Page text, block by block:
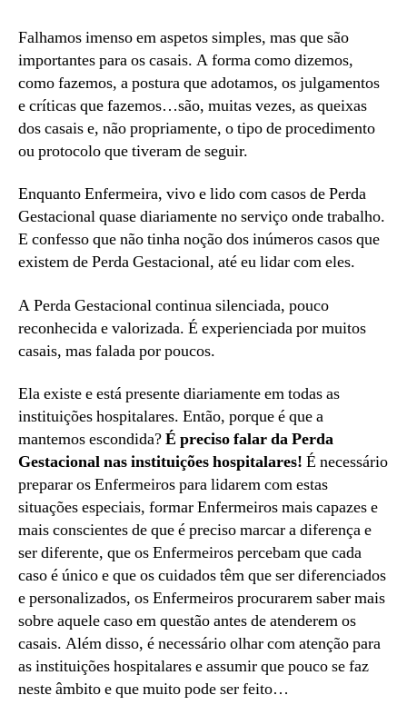
Falhamos imenso em aspetos simples, mas que são
importantes para os casais. A forma como dizemos,
como fazemos, a postura que adotamos, os julgamentos
e críticas que fazemos…são, muitas vezes, as queixas
dos casais e, não propriamente, o tipo de procedimento
ou protocolo que tiveram de seguir.
Enquanto Enfermeira, vivo e lido com casos de Perda
Gestacional quase diariamente no serviço onde trabalho.
E confesso que não tinha noção dos inúmeros casos que
existem de Perda Gestacional, até eu lidar com eles.
A Perda Gestacional continua silenciada, pouco
reconhecida e valorizada. É experienciada por muitos
casais, mas falada por poucos.
Ela existe e está presente diariamente em todas as
instituições hospitalares. Então, porque é que a
mantemos escondida?É preciso falar da Perda
Gestacional nas instituições hospitalares! É necessário
preparar os Enfermeiros para lidarem com estas
situações especiais, formar Enfermeiros mais capazes e
mais conscientes de que é preciso marcar a diferença e
ser diferente, que os Enfermeiros percebam que cada
caso é único e que os cuidados têm que ser diferenciados
e personalizados, os Enfermeiros procurarem saber mais
sobre aquele caso em questão antes de atenderem os
casais. Além disso, é necessário olhar com atenção para
as instituições hospitalares e assumir que pouco se faz
neste âmbito e que muito pode ser feito…